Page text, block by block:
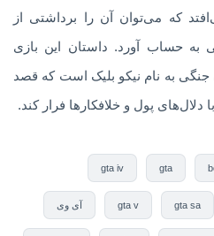
که می‌توان آن را برداشتی از
به حساب آورد. داستان این بازی
جنگی به نام نیکو بلیک است که قصد
پول و خلافکارها فرار کند.
gta
gta iv
gta sa
gta v آی وی